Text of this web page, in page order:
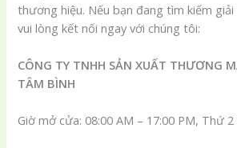
thương hiệu. Nếu bạn đang tìm kiếm giải
vui lòng kết nối ngay với chúng tôi:
CÔNG TY TNHH SẢN XUẤT THƯƠNG
TÂM BÌNH
Giờ mở cửa: 08:00 AM – 17:00 PM, Thứ